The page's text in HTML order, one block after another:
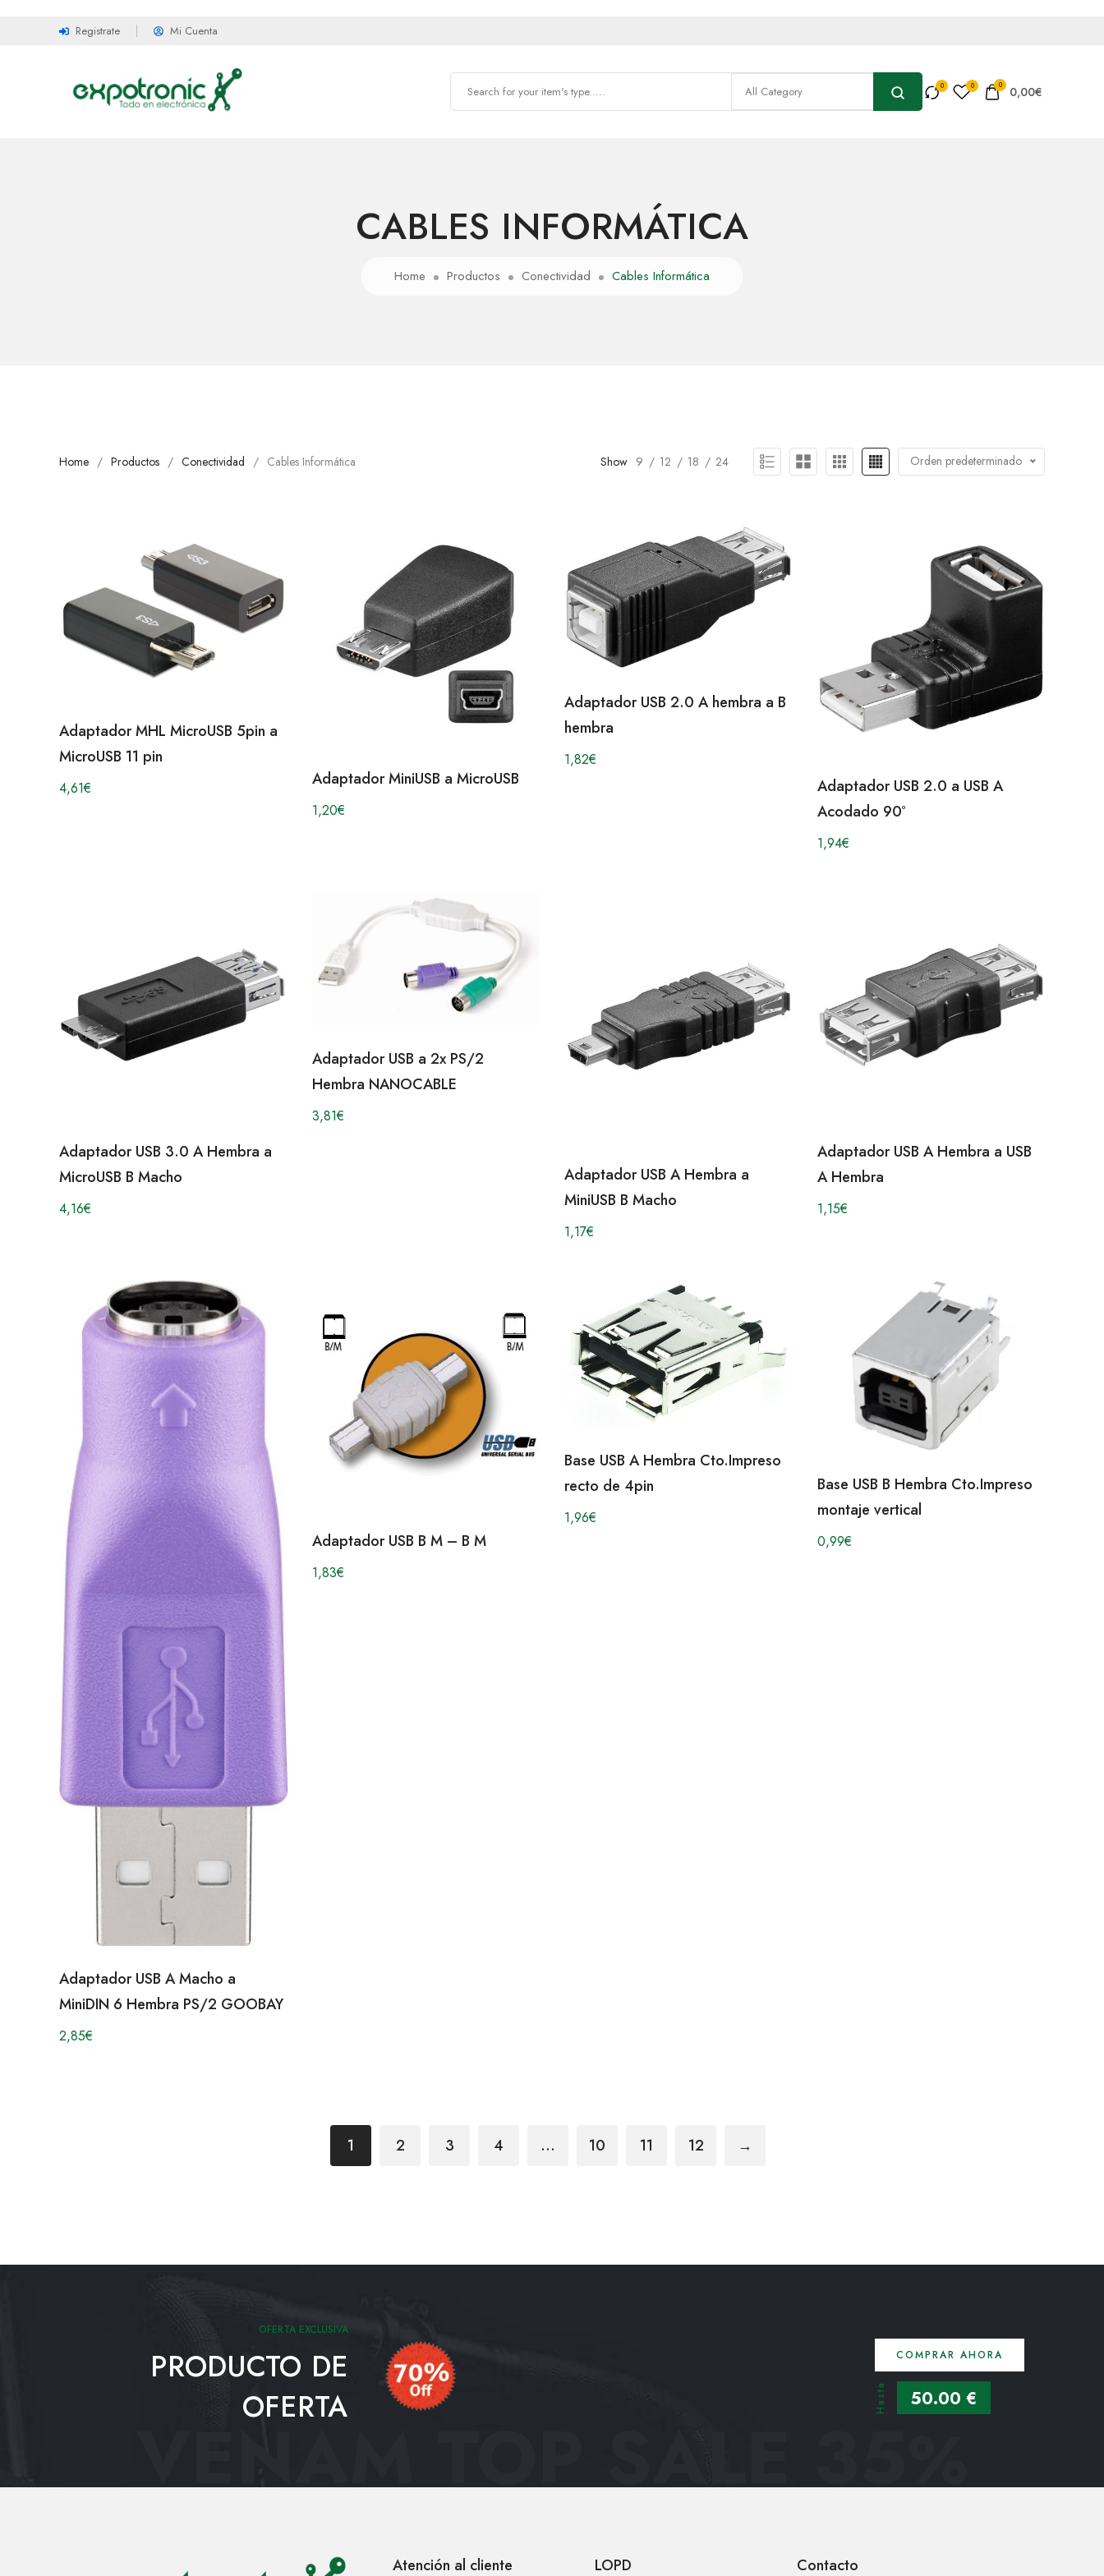
Registrate Mi Cuenta
0 0,00€
CABLES INFORMÁTICA
Home Productos Conectividad Cables Informática
Home Productos Conectividad Cables Informática Show 9 12 18 24 Orden predeterminado
Adaptador MHL MicroUSB 5pin a
MicroUSB 11 pin
4,61€ Adaptador MiniUSB a MicroUSB
1,20€
Adaptador USB 2.0 A hembra a B
hembra
1,82€
Adaptador USB 2.0 a USB A
Acodado 90º
1,94€
Adaptador USB 3.0 A Hembra a
MicroUSB B Macho
4,16€
Adaptador USB a 2x PS/2
Hembra NANOCABLE
3,81€
Adaptador USB A Hembra a
MiniUSB B Macho
1,17€
Adaptador USB A Hembra a USB
A Hembra
1,15€
Adaptador USB A Macho a
MiniDIN 6 Hembra PS/2 GOOBAY
2,85€
Adaptador USB B M – B M
1,83€
Base USB A Hembra Cto.Impreso
recto de 4pin
1,96€
Base USB B Hembra Cto.Impreso
montaje vertical
0,99€
1 2 3 4 … 10 11 12 →
OFERTA EXCLUSIVA
PRODUCTO DE
OFERTA
COMPRAR AHORA
Hasta 50.00 €
VENAM TOP SALE 35%
Atención al cliente LOPD Contacto